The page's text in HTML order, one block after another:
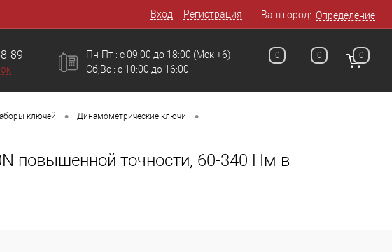
Вход Регистрация Ваш город: Определение
89
Пн-Пт : с 09:00 до 18:00
Сб,Вс : c 10:00 до 16:00
(Мск +6) 0 0 0
ключей • Динамометрические ключи •
повышенной точности, 60-340 Нм в